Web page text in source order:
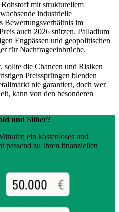
Rohstoff mit strukturellem
industrielle
Bewertungsverhältnis im
auch 2026 stützen. Palladium
Engpässen und geopolitischen
für Nachfrageeinbrüche.
sollte die Chancen und Risiken
Preissprüngen blenden
nie garantiert, doch wer
kann von den besonderen
und Silber?
ein kostenloses und
passend zu Ihren finanziellen